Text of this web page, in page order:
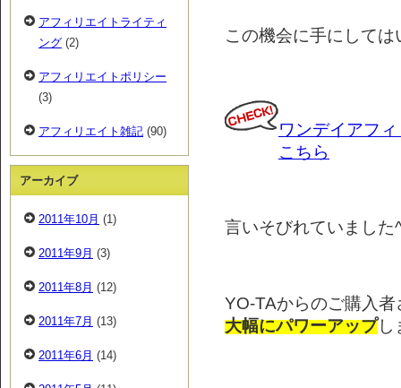
この機会に手にして
ワンデイアフ
こちら
言いそびれていました
YO-TAからのご購入者
大幅にパワーアップし
アフィリエイトライティ
ング (2)
アフィリエイトポリシー
(3)
アフィリエイト雑記 (90)
アーカイブ
2011年10月 (1)
2011年9月 (3)
2011年8月 (12)
2011年7月 (13)
2011年6月 (14)